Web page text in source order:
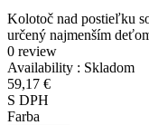
Kolotoč nad postieľku
určený najmenším
0 review
Availability : Skladom
59,17 €
S DPH
Farba